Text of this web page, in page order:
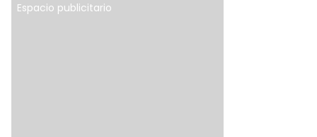
Espacio publicitario